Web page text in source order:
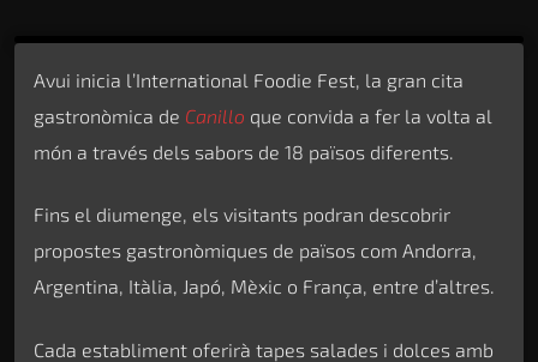
Avui inicia l’International Foodie Fest, la gran cita
gastronòmica de Canillo que convida a fer la volta al
món a través dels sabors de 18 països diferents.
Fins el diumenge, els visitants podran descobrir
propostes gastronòmiques de països com Andorra,
Argentina, Itàlia, Japó, Mèxic o França, entre d’altres.
Cada establiment oferirà tapes salades i dolces amb